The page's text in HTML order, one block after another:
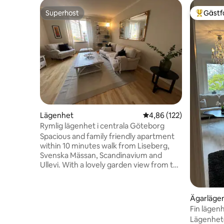
Superhost
Superhost
Lägenhet 4,86 av 5 i
4,86 (122)
Rymlig lägenhet i centrala Göteborg
Spacious and family friendly apartment
within 10 minutes walk from Liseberg,
Svenska Mässan, Scandinavium and
Ullevi. With a lovely garden view from the
Populär
Fin
p-plats!